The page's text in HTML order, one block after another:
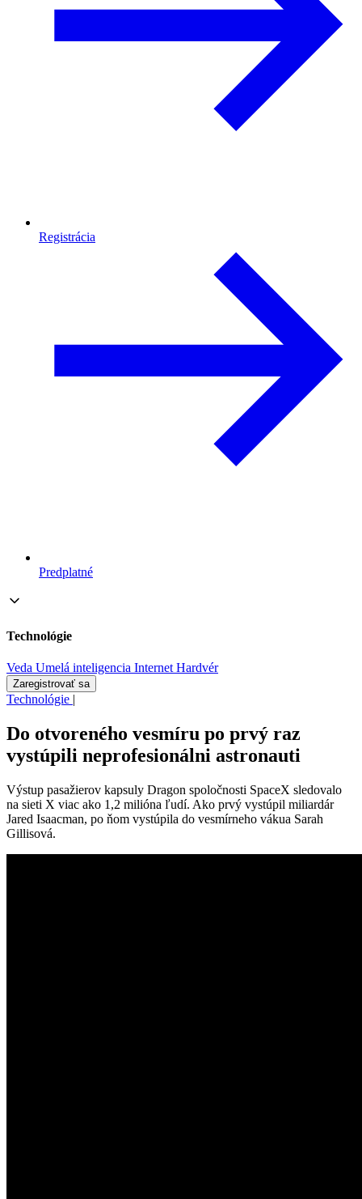
Registrácia
Predplatné
Technológie
Veda Umelá inteligencia Internet Hardvér
Zaregistrovať sa
Technológie |
Do otvoreného vesmíru po prvý raz
vystúpili neprofesionálni astronauti
Výstup pasažierov kapsuly Dragon spoločnosti SpaceX sledovalo
na sieti X viac ako 1,2 milióna ľudí. Ako prvý vystúpil miliardár
Jared Isaacman, po ňom vystúpila do vesmírneho vákua Sarah
Gillisová.